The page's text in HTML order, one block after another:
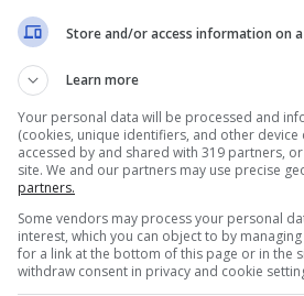
aiuta a stare in forma e anche
ogni tanto, qualche “stravizio” e
felice di sapere
in qualsiasi momento
poco calorici. Parliamo del
Store and/or access information on
Learn more
Your personal data will be processed and
(cookies, unique identifiers, and other device
accessed by and shared with 319 partners,
site. We and our partners may use precise
partners.
Some vendors may process your personal
interest, which you can object to by
for a link at the bottom of this page or in the
withdraw consent in privacy and cookie